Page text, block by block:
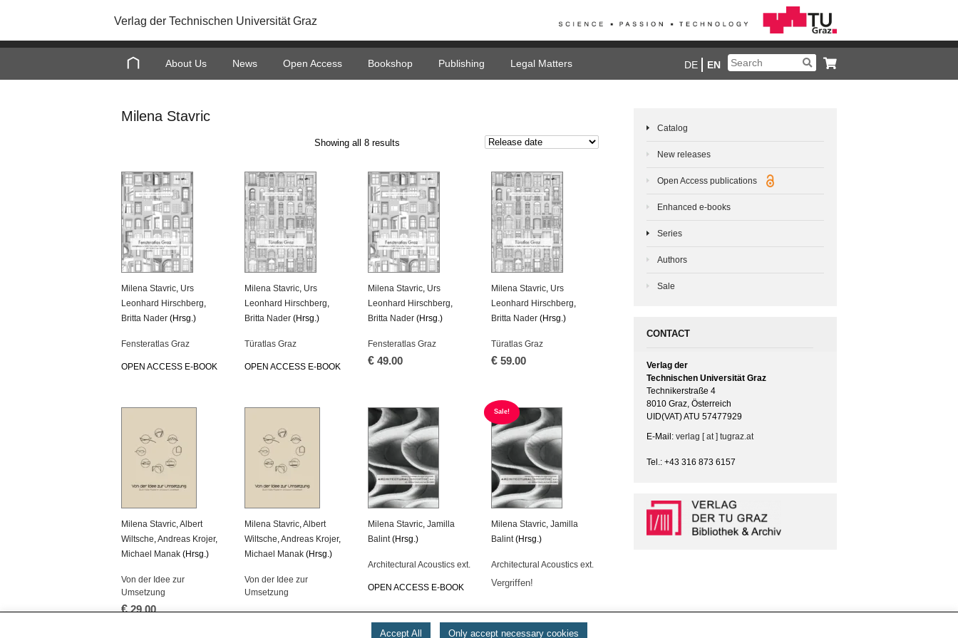
Verlag der Technischen Universität Graz
About Us News Open Access Bookshop Publishing Legal Matters DE EN
Milena Stavric
Showing all 8 results
Milena Stavric Urs
Leonhard Hirschberg
Britta Nader (Hrsg.)
Fensteratlas Graz
OPEN ACCESS E-BOOK
Milena Stavric, Urs
Leonhard Hirschberg
Britta Nader(Hrsg.)
Türatlas Graz
OPEN ACCESS E-BOOK
Milena Stavric, Urs
Leonhard Hirschberg
Britta Nader(Hrsg.)
Fensteratlas Graz
€49.00
Milena Stavric, Urs
Leonhard Hirschberg
Britta Nader(Hrsg.)
Türatlas Graz
€59.00
Milena Stavric Albert
Wiltsche Andreas Krojer,
Michael Manak (Hrsg.)
Von der Idee zur
Umsetzung
€29.00
Milena Stavric, Albert
Wiltsche Andreas Krojer,
Michael Manak(Hrsg.)
Von der Idee zur
Umsetzung
OPEN ACCESS E-BOOK
Milena Stavric, Jamilla
Balint(Hrsg.)
Architectural Acoustics ext.
OPEN ACCESS E-BOOK
Sale!
Milena Stavric, Jamilla
Balint(Hrsg.)
Architectural Acoustics ext.
Vergriffen!
Catalog
New releases
Open Access publications
Enhanced e-books
Series
Authors
Sale
CONTACT
Verlag der
Technischen Universität Graz
Technikerstraße 4
8010 Graz, Österreich
UID(VAT) ATU 57477929
E-Mail: verlag [ at ] tugraz.at
Tel.: +43 316 873 6157
Accept All Only accept necessary cookies